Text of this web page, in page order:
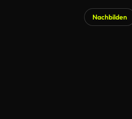
Nachbilden